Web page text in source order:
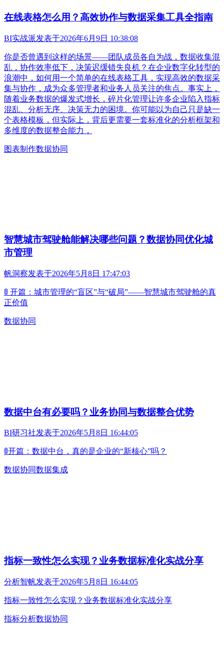
在线表格怎么用？高效协作与数据采集工具全指南
BI实战派发表于2026年6月9日 10:38:08
你是否曾遇到这样的场景——团队成员各自为战，数据收集混
乱，协作效率低下，决策迟缓错失良机？在企业数字化转型的
浪潮中，如何用一个简单的在线表格工具，实现高效的数据采
集与协作，成为众多管理者和业务人员关注的焦点。事实上，
随着业务数据的爆发式增长，碎片化管理让许多企业陷入指标
混乱、分析无序、决策无力的困境。你可能以为自己只是缺一
个表格模板，但实际上，背后更需要一套标准化的分析框架和
多维度的数据整合能力，
图表制作数据协同
智慧城市驾驶舱能解决哪些问题？数据协同优化城
市管理
帆洞察发表于2026年5月8日 17:47:03
🚦 开篇：城市管理的“盲区”与“破局”——智慧城市驾驶舱的真
正价值
数据协同
数据中台有必要吗？业务协同与数据整合优势
BI研习社发表于2026年5月8日 16:44:05
🚦开篇：数据中台，真的是企业的“新核心”吗？
数据协同数据集成
指标一致性怎么实现？业务数据标准化实战分享
分析智帆发表于2026年5月8日 16:44:05
指标一致性怎么实现？业务数据标准化实战分享
指标分析数据协同